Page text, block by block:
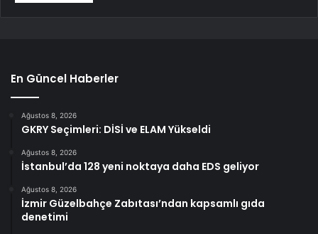
En Güncel Haberler
Ağustos 8, 2026
GKRY Seçimleri: DİSİ ve ELAM Yükseldi
Ağustos 8, 2026
İstanbul’da 128 yeni noktaya daha EDS geliyor
Ağustos 8, 2026
İzmir Güzelbahçe Zabıtası’ndan kapsamlı gıda
denetimi